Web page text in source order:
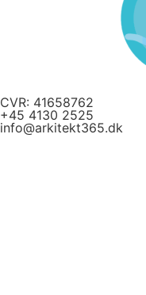
CVR: 41658762
+45 4130 2525
info@arkitekt365.dk